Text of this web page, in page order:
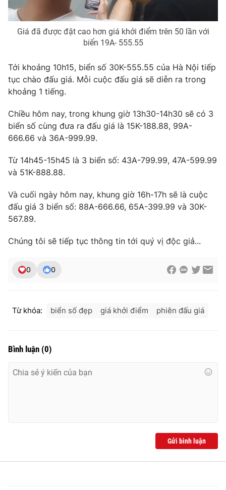
Theo dõi báo trên
Cơ quan chủ quản:Đài Truyền hình Việt Nam
Cơ quan báo chí:Thời báo VTV
Giấy phép hoạt động báo in và báo điện tử số 483/GP-BTTTT
cấp ngày 29/12/2023
Phó Tổng Biên tập:Nguyễn Thị Mỹ Hạnh, Phạm Quốc Thắng,
Nguyễn Trọng Ninh
Tổng đài VTV:
Email:toasoan@vtv.vn
Liên hệ quảng cáo:
Giá đã được đặt cao hơn giá khởi điểm trên 50 lần với
biển 19A- 555.55
Tới khoảng 10h15, biển số 30K-555.55 của Hà Nội tiếp
tục chào đấu giá. Mỗi cuộc đấu giá sẽ diễn ra trong
khoảng 1 tiếng.
Chiều hôm nay, trong khung giờ 13h30-14h30 sẽ có 3
biển số cùng đưa ra đấu giá là 15K-188.88, 99A-
666.66 và 36A-999.99.
Từ 14h45-15h45 là 3 biển số: 43A-799.99, 47A-599.99
và 51K-888.88.
Và cuối ngày hôm nay, khung giờ 16h-17h sẽ là cuộc
đấu giá 3 biển số: 88A-666.66, 65A-399.99 và 30K-
567.89.
Chúng tôi sẽ tiếp tục thông tin tới quý vị độc giả...
0 0
Từ khóa: biển số đẹp giá khởi điểm phiên đấu giá
Bình luận (0)
Gửi bình luận